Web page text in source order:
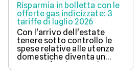
Risparmia in bolletta con le
offerte gas indicizzate: 3
tariffe di luglio 2026
Con l'arrivo dell'estate
tenere sotto controllo le
spese relative alle utenze
domestiche diventa un
aspetto fondamentale per
la pianificazione del bilancio